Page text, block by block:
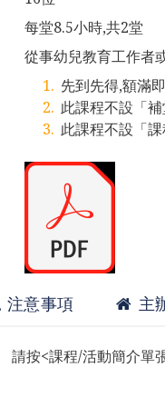
每堂8.5小時,共2堂
從事幼兒教育工作者
先到先得,額滿
此課程不設「補
此課程不設「課
注意事項 主
按<課程/活動簡介單